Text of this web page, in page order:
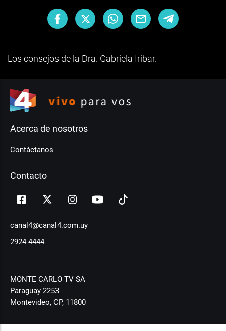
Los consejos de la Dra. Gabriela Iribar.
Acerca de nosotros
Contáctanos
Contacto
canal4@canal4.com.uy
2924 4444
MONTE CARLO TV SA
Paraguay 2253
Montevideo, CP, 11800